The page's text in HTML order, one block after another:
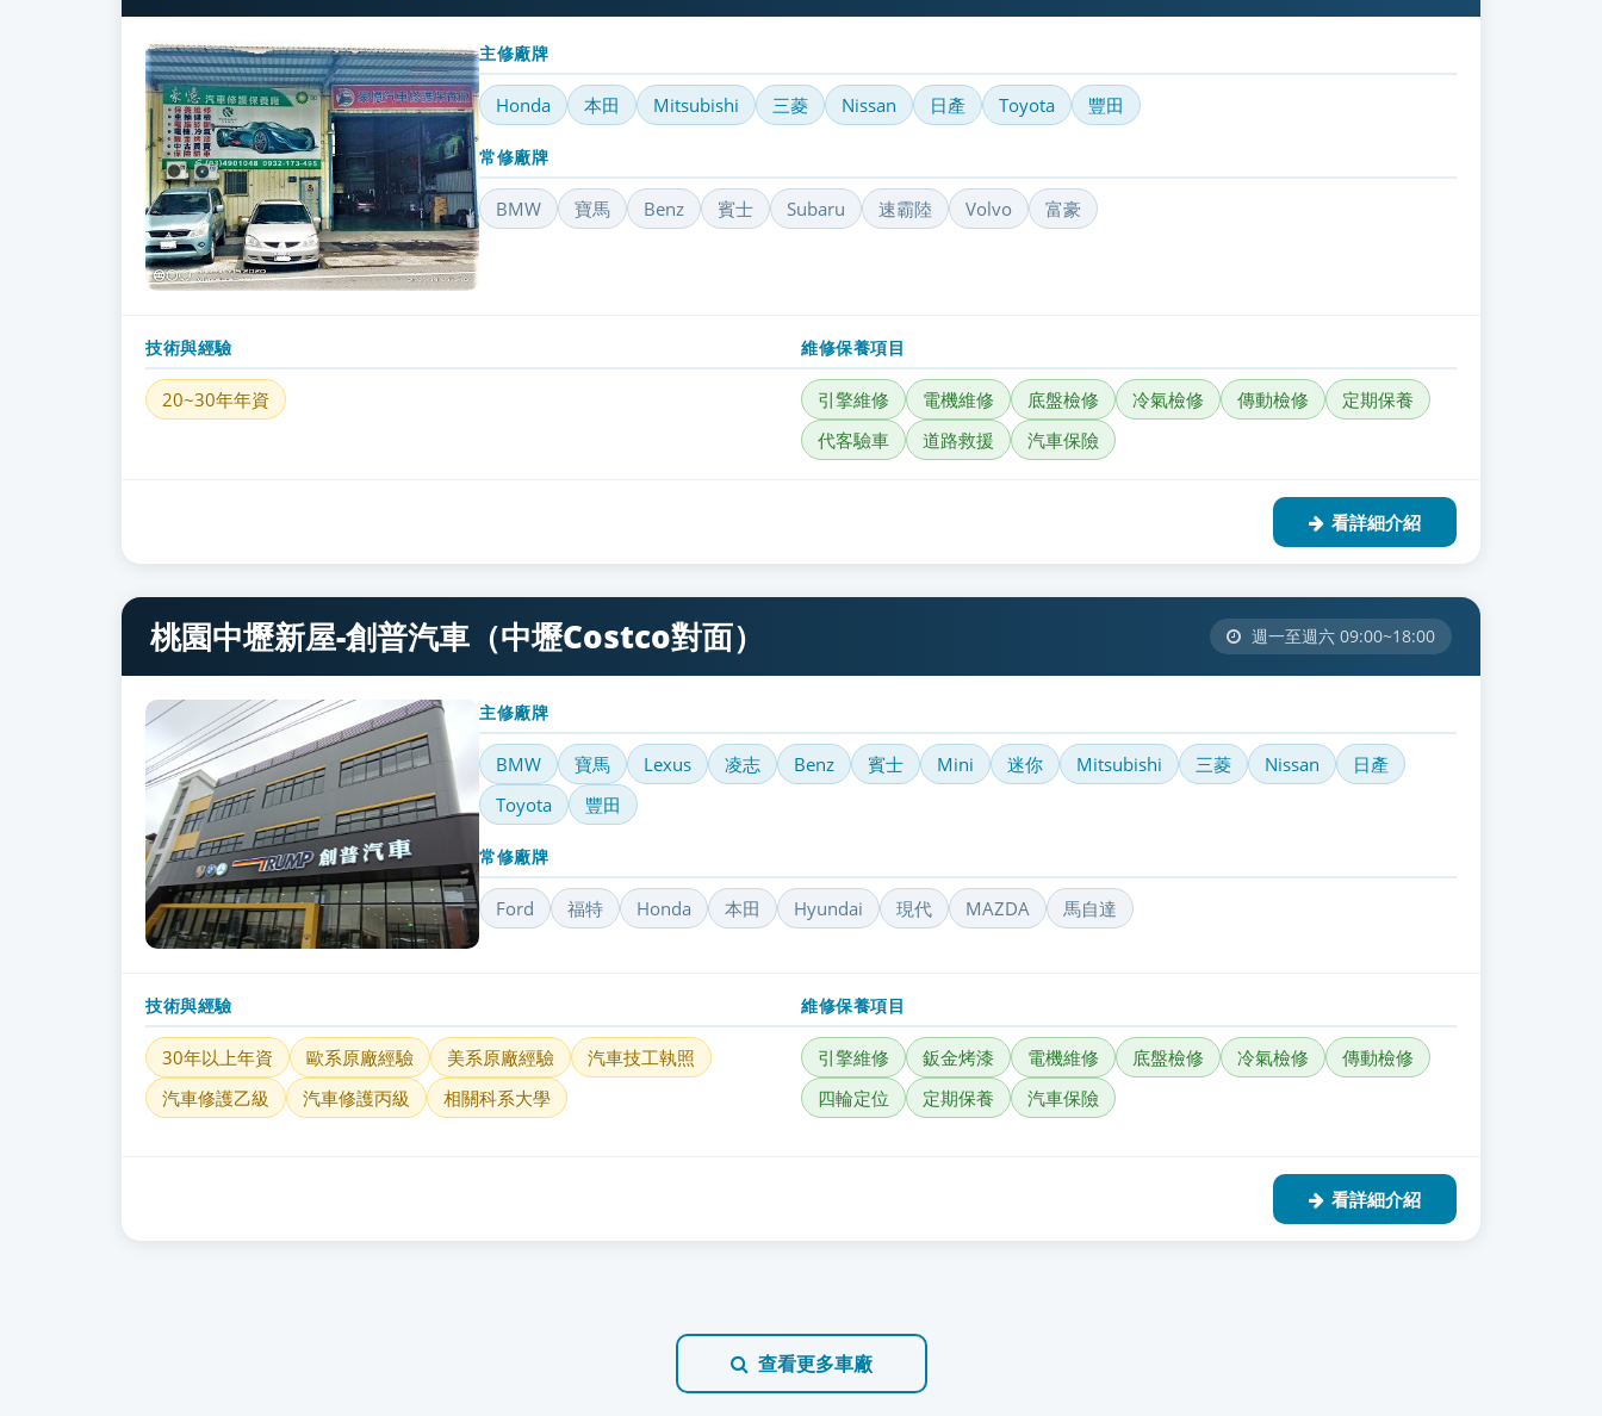
主修廠牌
Honda 本田 Mitsubishi 三菱 Nissan 日產 Toyota 豐田
常修廠牌
BMW 寶馬 Benz 賓士 Subaru 速霸陸 Volvo 富豪
技術與經驗
20~30年年資
維修保養項目
引擎維修 電機維修 底盤檢修 冷氣檢修 傳動檢修
定期保養
代客驗車
道路救援 汽車保險
看詳細介紹
桃園中壢新屋-創普汽車（中壢Costco對面） 週一至週六 09:00~18:00
主修廠牌
BMW 寶馬 Lexus 凌志 Benz 賓士 Mini 迷你 Mitsubishi 三菱 Nissan
日產
Toyota
豐田
常修廠牌
Ford 福特 Honda 本田 Hyundai 現代 MAZDA 馬自達
技術與經驗
30年以上年資 歐系原廠經驗 美系原廠經驗
汽車技工執照
汽車修護乙級
汽車修護丙級 相關科系大學
維修保養項目
引擎維修 鈑金烤漆 電機維修 底盤檢修 冷氣檢修
傳動檢修
四輪定位
定期保養 汽車保險
看詳細介紹
查看更多車廠